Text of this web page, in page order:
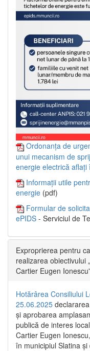
Ordonanța de
unui mecanism de
energie electrică
Informații utile
energie (pdf)
Formular de
ePIDS - Serviciul de
Exproprierea pentru
realizarea obiectivului
Cartier Eugen
Hotărârea Consiliului
25.06.2025
și aprobarea
publică de interes
Cartier Eugen
în municipiul Slatina